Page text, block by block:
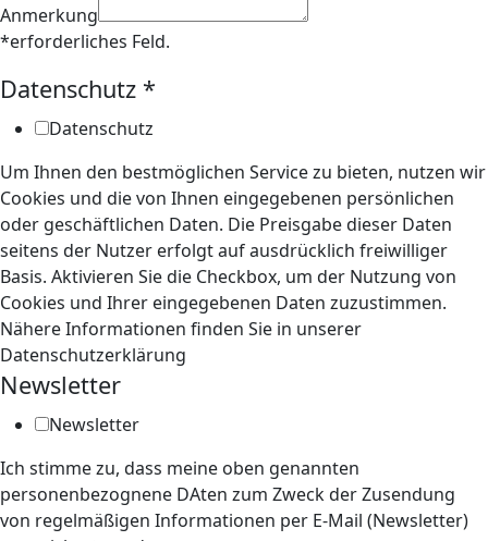
Anmerkung
*erforderliches Feld.
Datenschutz *
Datenschutz
Um Ihnen den bestmöglichen Service zu bieten, nutzen wir
Cookies und die von Ihnen eingegebenen persönlichen
oder geschäftlichen Daten. Die Preisgabe dieser Daten
seitens der Nutzer erfolgt auf ausdrücklich freiwilliger
Basis. Aktivieren Sie die Checkbox, um der Nutzung von
Cookies und Ihrer eingegebenen Daten zuzustimmen.
Nähere Informationen finden Sie in unserer
Datenschutzerklärung
Newsletter
Newsletter
Ich stimme zu, dass meine oben genannten
personenbezognene DAten zum Zweck der Zusendung
von regelmäßigen Informationen per E-Mail (Newsletter)